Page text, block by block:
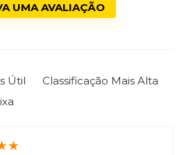
UMA AVALIAÇÃO
Útil
Classificação Mais Alta
★